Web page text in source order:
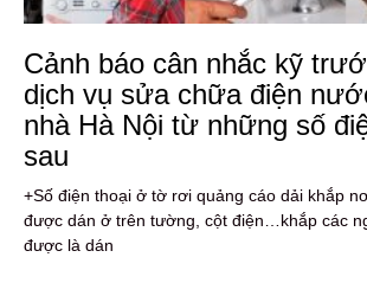
Cảnh báo cân nhắc kỹ
dịch vụ sửa chữa điện
nhà Hà Nội từ những số
sau
+Số điện thoại ở tờ rơi quảng cáo dải khắp
được dán ở trên tường, cột điện…khắp các
được là dán